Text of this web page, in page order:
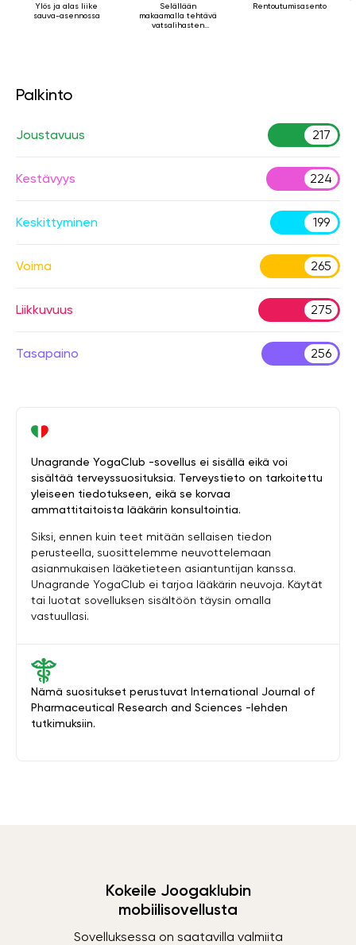
Ylös ja alas liike
sauva-asennossa
Selällään
makaamalla tehtävä
vatsalihasten
Rentoutumisasento
Palkinto
Joustavuus 217
Kestävyys 224
Keskittyminen 199
Voima 265
Liikkuvuus 275
Tasapaino 256
Nämä suositukset perustuvat International Journal of
Pharmaceutical Research and Sciences -lehden
tutkimuksiin.
Unagrande YogaClub -sovellus ei sisällä eikä voi
sisältää terveyssuosituksia. Terveystieto on tarkoitettu
yleiseen tiedotukseen, eikä se korvaa
ammattitaitoista lääkärin konsultointia.
Siksi, ennen kuin teet mitään sellaisen tiedon
perusteella, suosittelemme neuvottelemaan
asianmukaisen lääketieteen asiantuntijan kanssa.
Unagrande YogaClub ei tarjoa lääkärin neuvoja. Käytät
tai luotat sovelluksen sisältöön täysin omalla
vastuullasi.
Kokeile Joogaklubin
mobiilisovellusta
Sovelluksessa on saatavilla valmiita